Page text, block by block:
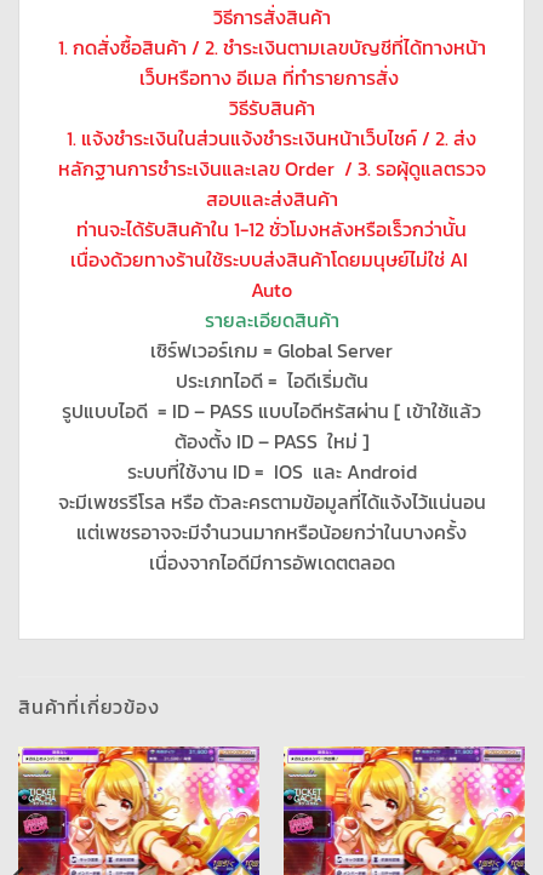
วิธีการสั่งสินค้า
1. กดสั่งซื้อสินค้า / 2. ชำระเงินตามเลขบัญชีที่ได้ทางหน้า
เว็บหรือทาง อีเมล ที่ทำรายการสั่ง
วิธีรับสินค้า
1. แจ้งชำระเงินในส่วนแจ้งชำระเงินหน้าเว็บไชค์ / 2. ส่ง
หลักฐานการชำระเงินและเลข Order / 3. รอผุ้ดูแลตรวจ
สอบและส่งสินค้า
ท่านจะได้รับสินค้าใน 1-12 ชั่วโมงหลังหรือเร็วกว่านั้น
เนื่องด้วยทางร้านใช้ระบบส่งสินค้าโดยมนุษย์ไม่ใช่ AI
Auto
รายละเอียดสินค้า
เซิร์ฟเวอร์เกม = Global Server
ประเภทไอดี = ไอดีเริ่มต้น
รูปแบบไอดี = ID – PASS แบบไอดีหรัสผ่าน [ เข้าใช้แล้ว
ต้องตั้ง ID – PASS ใหม่ ]
ระบบที่ใช้งาน ID = IOS และ Android
จะมีเพชรรีโรล หรือ ตัวละครตามข้อมูลที่ได้แจ้งไว้แน่นอน
แต่เพชรอาจจะมีจำนวนมากหรือน้อยกว่าในบางครั้ง
เนื่องจากไอดีมีการอัพเดตตลอด
สินค้าที่เกี่ยวข้อง